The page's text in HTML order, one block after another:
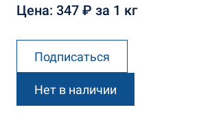
Цена: 347 ₽ за 1 кг
Подписаться
Нет в наличии